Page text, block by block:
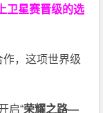
卫星赛晋级的选
，这项世界级
启“荣耀之路—